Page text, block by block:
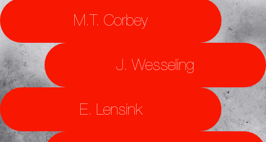
M.T. Corbey
J. Wesseling
E. Lensink